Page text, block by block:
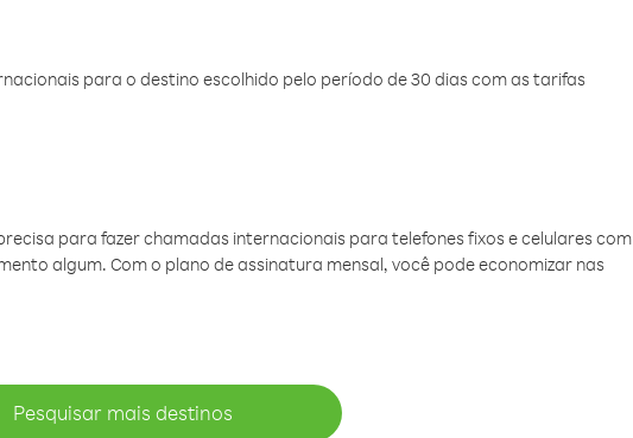
para o destino escolhido pelo período de 30 dias com as tarifas
para fazer chamadas internacionais para telefones fixos e celulares com
algum. Com o plano de assinatura mensal, você pode economizar nas
Pesquisar mais destinos